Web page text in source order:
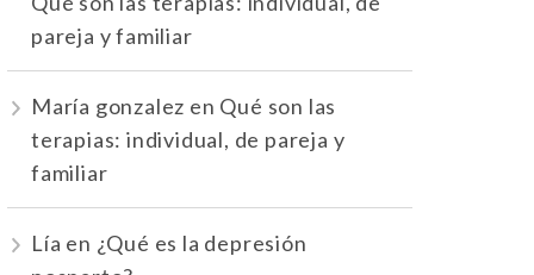
pareja y familiar
María gonzalez en Qué son las
terapias: individual, de pareja y
familiar
Lía en ¿Qué es la depresión